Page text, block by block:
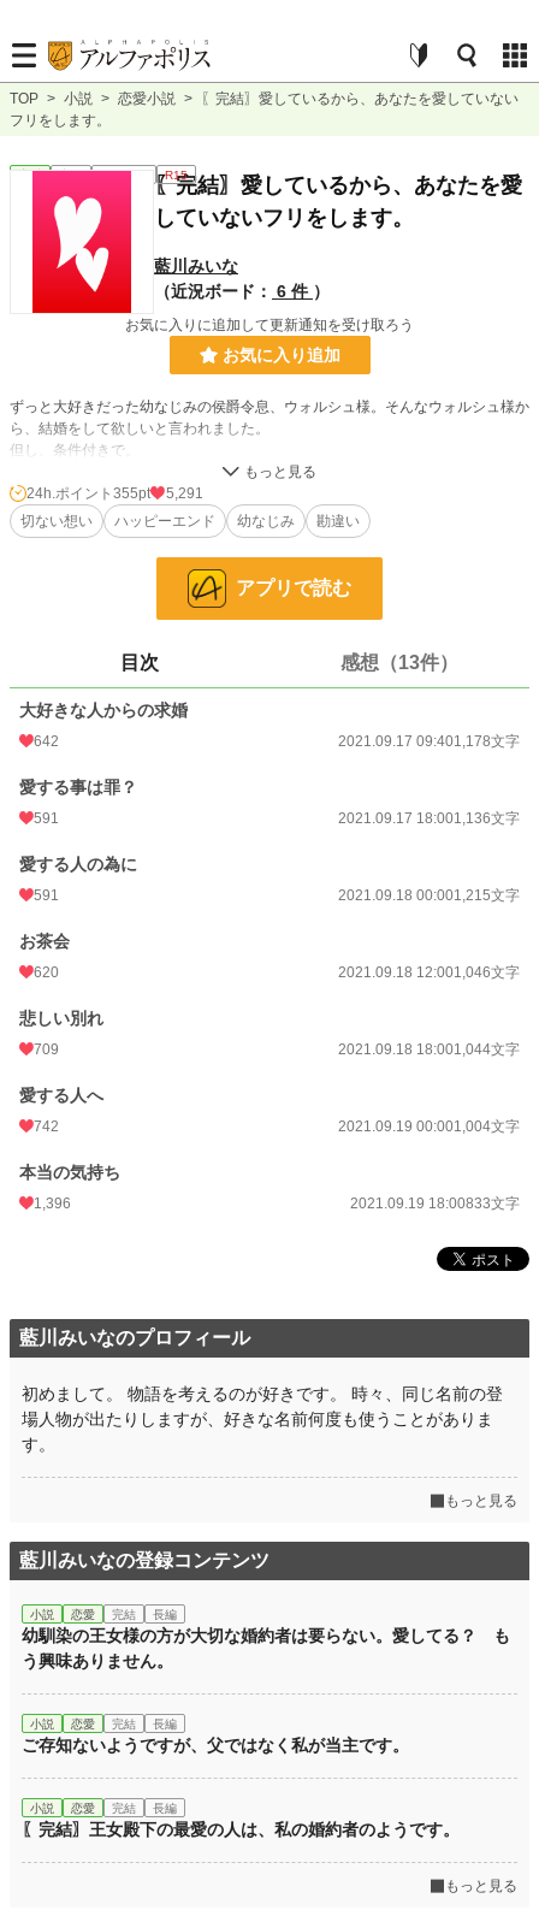
TOP > 小説 > 恋愛小説 >
〖完結〗愛しているから、あなたを愛していない
フリをします。
恋愛 完結 ｼｮｰﾄｼｮｰﾄ R15
〖完結〗愛しているから、あなたを愛
していないフリをします。
藍川みいな
（近況ボード： 6 件 ）
お気に入りに追加して更新通知を受け取ろう
お気に入り追加
ずっと大好きだった幼なじみの侯爵令息、ウォルシュ様。そんなウォルシュ様か
ら、結婚をして欲しいと言われました。
但し、条件付きで。
「子を産めれば誰でもよかったのだが、やっぱり俺の事を分かってくれている君
に頼みたい。愛のない結婚をしてくれ。」
彼は、私の気持ちを知りません。もしも、私が彼を愛している事を知られてしま
だから、私は全力であなたを愛していないフリをします。
全7話で完結になります。
小説 4,143 位 / 228,885 件
文字数
更新日時
初回公開日時
初回完結日時
週間ポイント
月間ポイント
累計ポイント 887,781 pt (6,486 位)
24h.ポイント 355pt
5,291
切ない想い
ハッピーエンド 幼なじみ 勘違い
アプリで読む
目次 感想（13件）
大好きな人からの求婚
642 2021.09.17 09:401,178文字
愛する事は罪？
591 2021.09.17 18:001,136文字
愛する人の為に
591 2021.09.18 00:001,215文字
お茶会
620 2021.09.18 12:001,046文字
悲しい別れ
709 2021.09.18 18:001,044文字
愛する人へ
742 2021.09.19 00:001,004文字
本当の気持ち
1,396 2021.09.19 18:00833文字
藍川みいなのプロフィール
初めまして。 物語を考えるのが好きです。 時々、同じ名前の登
場人物が出たりしますが、好きな名前何度も使うことがありま
す。
もっと見る
藍川みいなの登録コンテンツ
小説 恋愛 完結 長編
幼馴染の王女様の方が大切な婚約者は要らない。愛してる？ も
う興味ありません。
小説 恋愛 完結 長編
ご存知ないようですが、父ではなく私が当主です。
小説 恋愛 完結 長編
〖完結〗王女殿下の最愛の人は、私の婚約者のようです。
もっと見る